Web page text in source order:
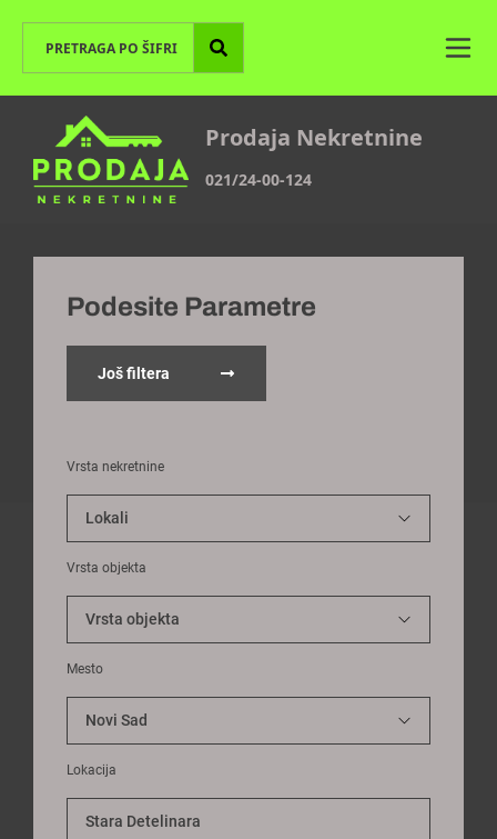
Prodaja Nekretnine
021/24-00-124
Podesite Parametre
Još filtera
Vrsta nekretnine
Vrsta objekta
Mesto
Lokacija
Stara Detelinara